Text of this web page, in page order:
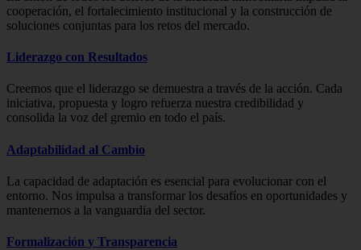
cooperación, el fortalecimiento institucional y la construcción de
soluciones conjuntas para los retos del mercado.
Liderazgo con Resultados
Creemos que el liderazgo se demuestra a través de la acción. Cada
iniciativa, propuesta y logro refuerza nuestra credibilidad y
consolida la voz del gremio en todo el país.
Adaptabilidad al Cambio
La capacidad de adaptación es esencial para evolucionar con el
entorno. Nos impulsa a transformar los desafíos en oportunidades y
mantenernos a la vanguardia del sector.
Formalización y Transparencia